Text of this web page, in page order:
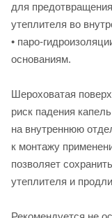
для
утеплителя во
• паро-
основаниям.
Шероховатая
риск падения
на внутреннюю
к монтажу
позволяет
утеплителя и